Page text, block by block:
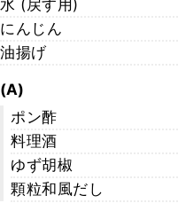
水 (戻す用)
にんじん
油揚げ
(A)
ポン酢
料理酒
ゆず胡椒
顆粒和風だし